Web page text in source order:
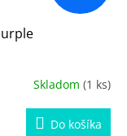
Skladom (1 ks)
Do košíka